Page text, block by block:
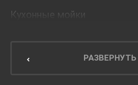
Кухонные мойки
Мебель для кухниРАЗВЕРНУТЬ